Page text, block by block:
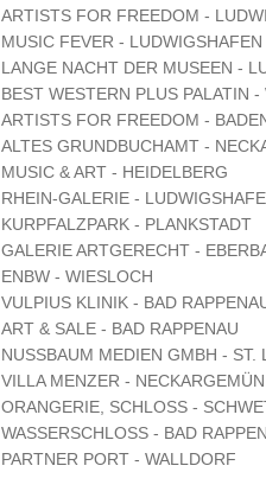
ARTISTS FOR FREEDOM -
MUSIC FEVER - LUDWIGSHAFEN
LANGE NACHT DER MUSEEN -
BEST WESTERN PLUS PALATIN -
ARTISTS FOR FREEDOM -
ALTES GRUNDBUCHAMT -
MUSIC & ART - HEIDELBERG
RHEIN-GALERIE -
KURPFALZPARK - PLANKSTADT
GALERIE ARTGERECHT -
ENBW - WIESLOCH
VULPIUS KLINIK - BAD
ART & SALE - BAD RAPPENAU
NUSSBAUM MEDIEN GMBH - ST.
VILLA MENZER -
ORANGERIE, SCHLOSS -
WASSERSCHLOSS - BAD
PARTNER PORT - WALLDORF